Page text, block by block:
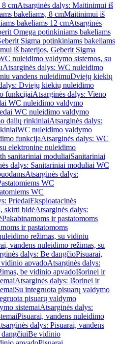
8 cmAtsarginės dalys: Maitinimui iš
bakeliams, 8 cmMaitinimui iš
bakeliams 12 cmAtsarginės
Omega potinkiniams bakeliams
Sigma potinkiniams bakeliams
iš baterijos, Geberit Sigma
nuleidimo valdymo sistemos, su
Atsarginės dalys: WC nuleidimo
vandens nuleidimuDviejų kiekių
Dviejų kiekių nuleidimo
funkcijaiAtsarginės dalys: Vieno
WC nuleidimo valdymo
WC nuleidimo valdymo
dalių rinkiniaiAtsarginės dalys:
WC nuleidimo valdymo
funkcijaAtsarginės dalys: WC
elektronine nuleidimo
sanitariniai moduliaiSanitariniai
dalys: Sanitariniai moduliai WC
Atsarginės dalys:
WC
WC
PriedaiEksploatacinės
skirti bidėAtsarginės dalys:
Pakabinamoms ir pastatomoms
ir pastatomoms
režimas, su vidiniu
vandens nuleidimo režimas, su
dalys: Be dangčioPisuarai,
vidinio apvadoAtsarginės dalys:
be vidinio apvadoIšorinei ir
Atsarginės dalys: Išorinei ir
Su integruota pisuarų valdymo
pisuarų valdymo
sistemaiAtsarginės dalys:
Pisuarai, vandens nuleidimo
dalys: Pisuarai, vandens
Be vidinio